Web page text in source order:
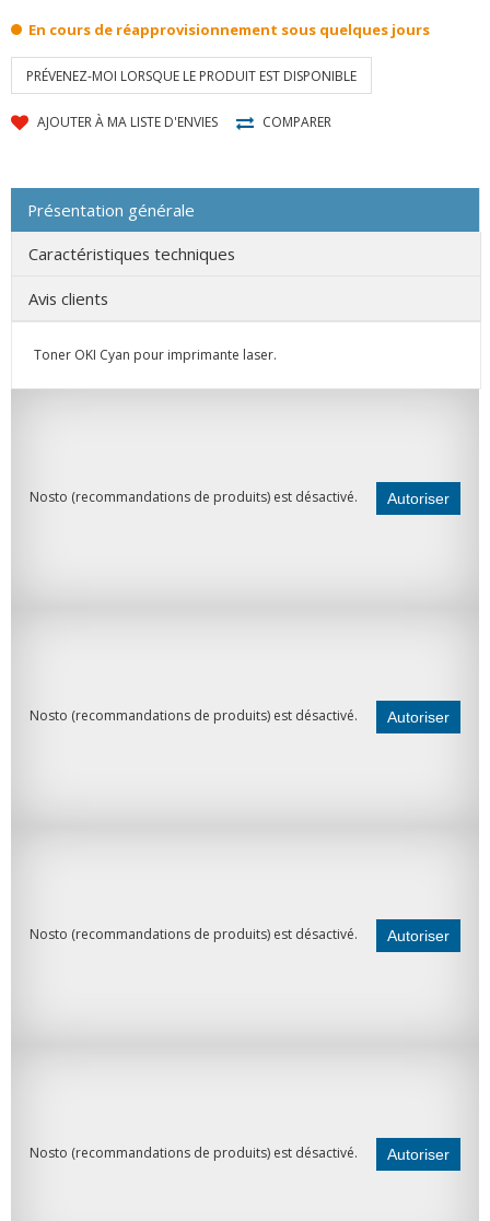
En cours de réapprovisionnement sous quelques jours
PRÉVENEZ-MOI LORSQUE LE PRODUIT EST DISPONIBLE
AJOUTER À MA LISTE D'ENVIES COMPARER
Présentation générale
Caractéristiques techniques
Avis clients
Toner OKI Cyan pour imprimante laser.
Nosto (recommandations de produits) est désactivé. Autoriser
Nosto (recommandations de produits) est désactivé. Autoriser
Nosto (recommandations de produits) est désactivé. Autoriser
Nosto (recommandations de produits) est désactivé. Autoriser